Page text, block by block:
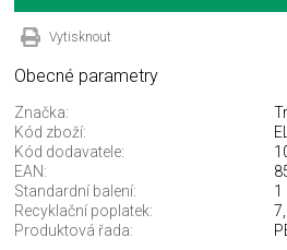
Vytisknout
Obecné parametry
Značka:
Kód zboží:
Kód dodavatele:
EAN:
Standardní balení:
1
Recyklační poplatek:
Produktová řada: